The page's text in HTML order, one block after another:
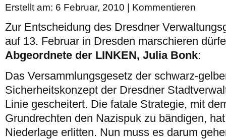
Erstellt am: 6 Februar, 2010 | Kommentieren
Zur Entscheidung des Dresdner
auf 13. Februar in Dresden marschieren
Abgeordnete der LINKEN, Julia Bonk:
Das Versammlungsgesetz der schwarz-
Sicherheitskonzept der Dresdner
Linie gescheitert. Die fatale Strategie, mit
Grundrechten den Nazispuk zu bändigen,
Niederlage erlitten. Nun muss es darum